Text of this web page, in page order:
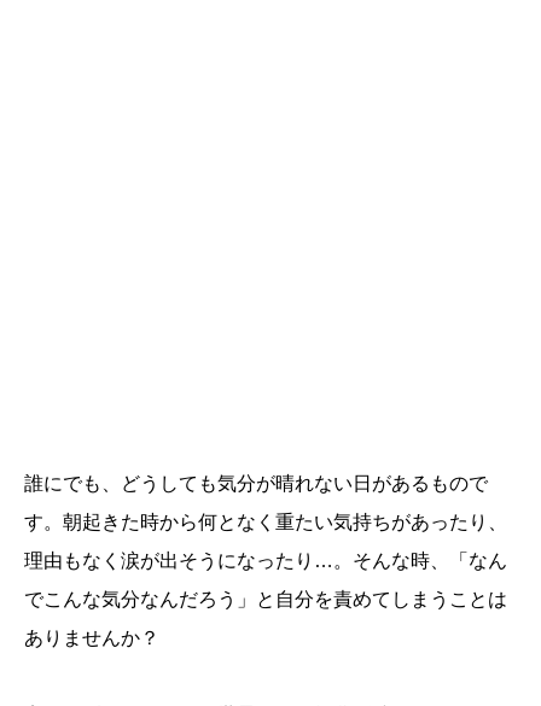
誰にでも、どうしても気分が晴れない日があるもので
す。朝起きた時から何となく重たい気持ちがあったり、
理由もなく涙が出そうになったり…。そんな時、「なん
でこんな気分なんだろう」と自分を責めてしまうことは
ありませんか？